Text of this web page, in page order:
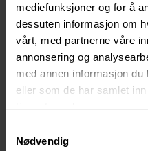
mediefunksjoner og for å
dessuten informasjon om
vårt, med partnerne våre
annonsering og
med annen informasjon
eller som de har samlet
Nødvendig
Vinga Nomimono 31 cm
Serveringsbolle
271 NOK